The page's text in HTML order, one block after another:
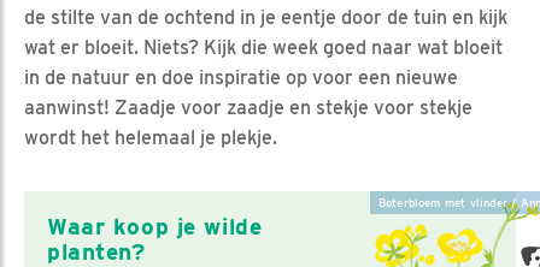
de stilte van de ochtend in je eentje door de tuin en kijk
wat er bloeit. Niets? Kijk die week goed naar wat bloeit
in de natuur en doe inspiratie op voor een nieuwe
aanwinst! Zaadje voor zaadje en stekje voor stekje
wordt het helemaal je plekje.
Boterbloem met vlinder /
Waar koop je wilde
planten?